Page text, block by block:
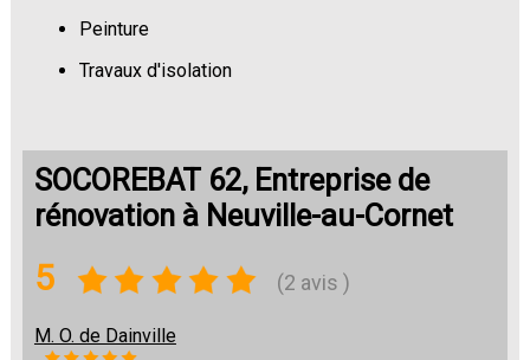
Peinture
Travaux d'isolation
SOCOREBAT 62, Entreprise de
rénovation à Neuville-au-Cornet
5 (2 avis )
M. O. de Dainville